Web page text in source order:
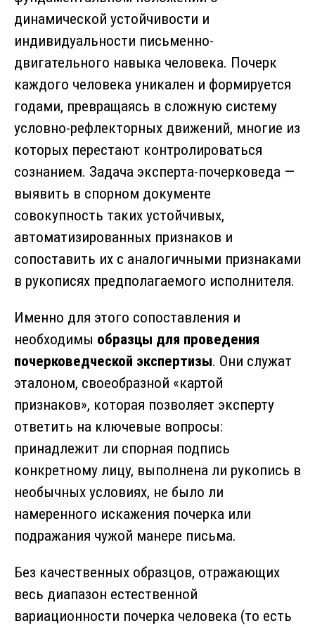
динамической устойчивости и
индивидуальности письменно-
двигательного навыка человека. Почерк
каждого человека уникален и формируется
годами, превращаясь в сложную систему
условно-рефлекторных движений, многие из
которых перестают контролироваться
сознанием. Задача эксперта-почерковеда —
выявить в спорном документе
совокупность таких устойчивых,
автоматизированных признаков и
сопоставить их с аналогичными признаками
в рукописях предполагаемого исполнителя.
Именно для этого сопоставления и
необходимы образцы для проведения
почерковедческой экспертизы. Они служат
эталоном, своеобразной «картой
признаков», которая позволяет эксперту
ответить на ключевые вопросы:
принадлежит ли спорная подпись
конкретному лицу, выполнена ли рукопись в
необычных условиях, не было ли
намеренного искажения почерка или
подражания чужой манере письма.
Без качественных образцов, отражающих
весь диапазон естественной
вариационности почерка человека (то есть